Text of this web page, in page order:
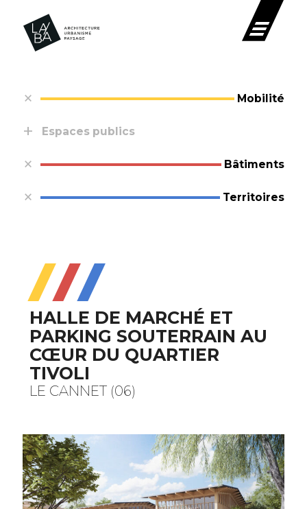
Mobilité
Espaces publics
Bâtiments
Territoires
HALLE DE MARCHÉ ET
PARKING SOUTERRAIN AU
CŒUR DU QUARTIER
TIVOLI
LE CANNET (06)